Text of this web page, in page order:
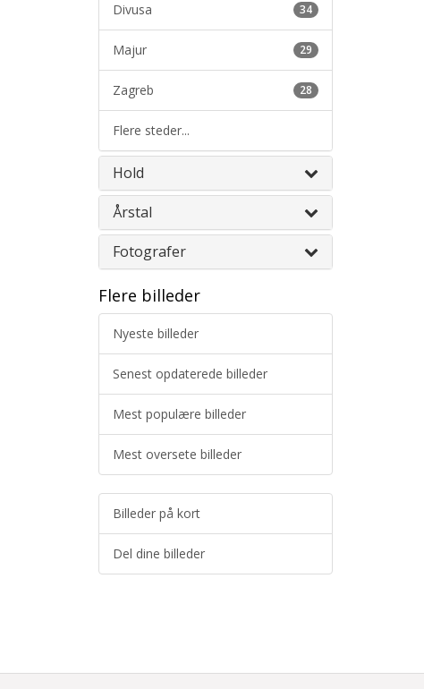
34
Divusa
29
Majur
28
Zagreb
Flere steder...
Hold
Årstal
Fotografer
Flere billeder
Nyeste billeder
Senest opdaterede billeder
Mest populære billeder
Mest oversete billeder
Billeder på kort
Del dine billeder